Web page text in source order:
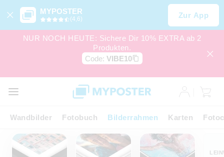
MYPOSTER
(4,6) Zur App
NUR NOCH HEUTE: Sichere Dir 10% EXTRA ab 2
Produkten.
Code: VIBE10
Wandbilder Fotobuch Bilderrahmen Karten